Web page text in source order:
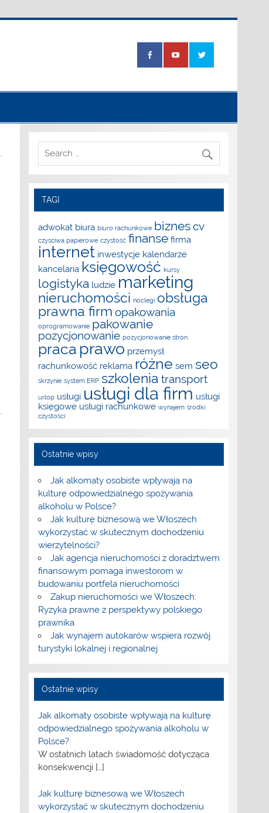
TAGI
adwokat biura biuro rachunkowe biznescv
czysciwa papierowe czystość finanse firma
internet inwestycje kalendarze
kancelaria księgowość kursy
logistyka ludzie marketing
nieruchomości noclegi obsługa
prawna firm opakowania
oprogramowanie pakowanie
pozycjonowanie pozycjonowanie stron
praca prawo przemysł
rachunkowość reklama różne sem seo
skrzynie system ERP szkolenia transport
urlop usługi usługi dla firm usługi
księgowe usługi rachunkowe wynajem środki
czystości
Ostatnie wpisy
Jak alkomaty osobiste wpływają na
kulturę odpowiedzialnego spożywania
alkoholu w Polsce?
Jak kulturę biznesową we Włoszech
wykorzystać w skutecznym dochodzeniu
wierzytelności?
Jak agencja nieruchomości z doradztwem
finansowym pomaga inwestorom w
budowaniu portfela nieruchomości
Zakup nieruchomości we Włoszech:
Ryzyka prawne z perspektywy polskiego
prawnika
Jak wynajem autokarów wspiera rozwój
turystyki lokalnej i regionalnej
Ostatnie wpisy
Jak alkomaty osobiste wpływają na kulturę
odpowiedzialnego spożywania alkoholu w
Polsce?
W ostatnich latach świadomość dotycząca
konsekwencji […]
Jak kulturę biznesową we Włoszech
wykorzystać w skutecznym dochodzeniu